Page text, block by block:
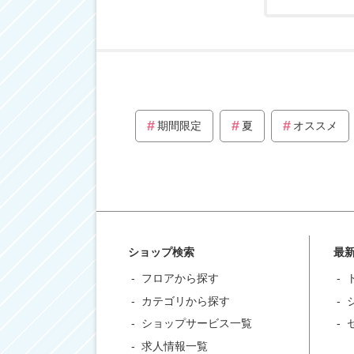
期間限定 夏 オススメ
ショップ検索
フロアから探す
カテゴリから探す
ショップサービス一覧
求人情報一覧
最